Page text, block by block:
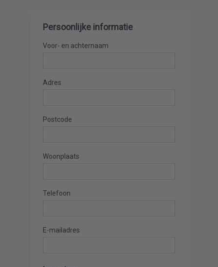
Persoonlijke informatie
Voor- en achternaam
Adres
Postcode
Woonplaats
Telefoon
E-mailadres